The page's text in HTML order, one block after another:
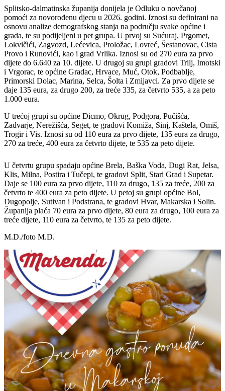
Splitsko-dalmatinska županija donijela je Odluku o novčanoj
pomoći za novorođenu djecu u 2026. godini. Iznosi su definirani na
osnovu analize demografskog stanja na području svake općine i
grada, te su podijeljeni u pet grupa. U prvoj su Sućuraj, Prgomet,
Lokvičići, Zagvozd, Lećevica, Proložac, Lovreć, Šestanovac, Cista
Provo i Runovići, kao i grad Vrlika. Iznosi su od 270 eura za prvo
dijete do 6.640 za 10. dijete. U drugoj su grupi gradovi Trilj, Imotski
i Vrgorac, te općine Gradac, Hrvace, Muć, Otok, Podbablje,
Primorski Dolac, Marina, Selca, Šolta i Zmijavci. Za prvo dijete se
daje 135 eura, za drugo 200, za treće 335, za četvrto 535, a za peto
1.000 eura.
U trećoj grupi su općine Dicmo, Okrug, Podgora, Pučišća,
Zadvarje, Nerežišća, Seget, te gradovi Komiža, Sinj, Kaštela, Omiš,
Trogir i Vis. Iznosi su od 110 eura za prvo dijete, 135 eura za drugo,
270 za treće, 400 eura za četvrto dijete, te 535 za peto dijete.
U četvrtu grupu spadaju općine Brela, Baška Voda, Dugi Rat, Jelsa,
Klis, Milna, Postira i Tučepi, te gradovi Split, Stari Grad i Supetar.
Daje se 100 eura za prvo dijete, 110 za drugo, 135 za treće, 200 za
četvrto te 400 eura za peto dijete. U petoj su grupi općine Bol,
Dugopolje, Sutivan i Podstrana, te gradovi Hvar, Makarska i Solin.
Županija plaća 70 eura za prvo dijete, 80 eura za drugo, 100 eura za
treće dijete, 110 eura za četvrto, te 135 za peto dijete.
M.D./foto M.D.